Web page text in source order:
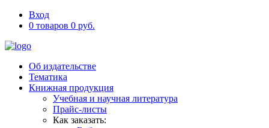
Вход
0 товаров 0 руб.
Об издательстве
Тематика
Книжная продукция
Учебная и научная литература
Прайс-листы
Как заказать: